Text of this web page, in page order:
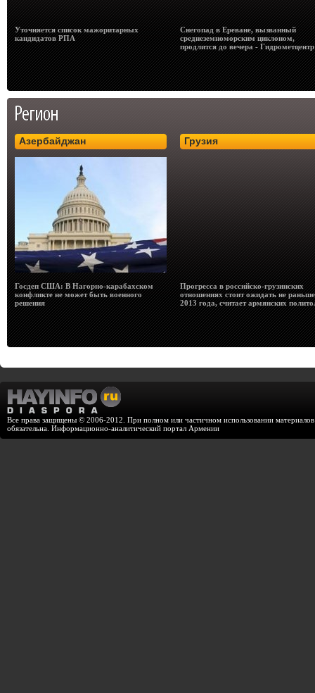
Уточняется список мажоритарных
кандидатов РПА
Снегопад в Ереване, вызванный
среднеземноморским циклоном,
продлится до вечера - Гидрометцентр
Азербайджан
Госдеп США: В Нагорно-карабахском
конфликте не может быть военного
решения
Грузия
Прогресса в российско-грузинских
отношениях стоит ожидать не раньше
2013 года, считает армянских
Все права защищены © 2006-2012. При полном или частичном использовании
обязательна. Информационно-аналитический портал Армении